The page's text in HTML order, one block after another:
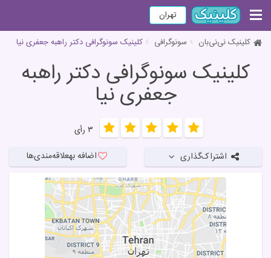
تهران
کلینیک نی‌نی‌بان سونوگرافی کلینیک سونوگرافی دکتر راهبه جعفری نیا
کلینیک سونوگرافی دکتر راهبه
جعفری نیا
۳ رأی
اشتراک‌گذاری اضافه بهعلاقه‌مندی‌ها